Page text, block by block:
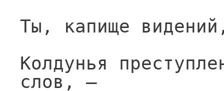
Ты, капище
Колдунья
слов, —